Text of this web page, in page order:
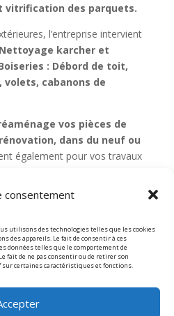
consentement
utilisons des technologies telles que les cookies
des appareils. Le fait de consentir à ces
données telles que le comportement de
fait de ne pas consentir ou de retirer son
certaines caractéristiques et fonctions.
des parquets.
l’entreprise intervient
karcher et
: Débord de toit,
cabanons de
vos pièces de
dans du neuf ou
également pour vos travaux
peinturerépond aux
travaux
Peinture sontcouverts par